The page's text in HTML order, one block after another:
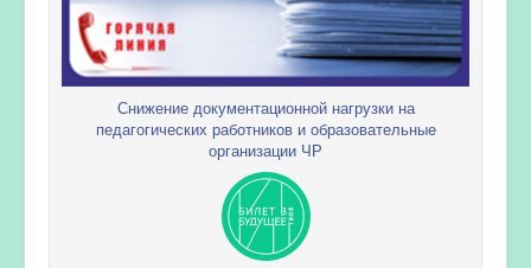
Снижение документационной нагрузки на
педагогических работников и образовательные
организации ЧР